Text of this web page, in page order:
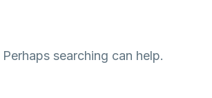
searching can help.